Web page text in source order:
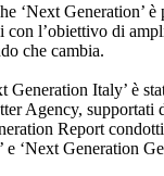
‘Next Generation’
con l’obiettivo di
che cambia.
Generation Italy’ è
Agency, supportati
Report
e ‘Next Generation